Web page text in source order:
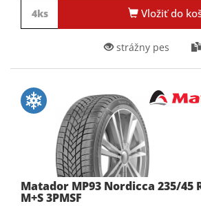
Vložiť do
strážny pes
Matador MP93 Nordicca 235/45
M+S 3PMSF